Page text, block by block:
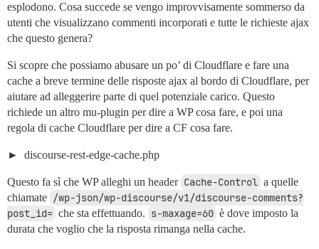
esplodono. Cosa succede se vengo improvvisamente sommerso da
utenti che visualizzano commenti incorporati e tutte le richieste ajax
che questo genera?
Si scopre che possiamo abusare un po’ di Cloudflare e fare una
cache a breve termine delle risposte ajax al bordo di Cloudflare, per
aiutare ad alleggerire parte di quel potenziale carico. Questo
richiede un altro mu-plugin per dire a WP cosa fare, e poi una
regola di cache Cloudflare per dire a CF cosa fare.
discourse-rest-edge-cache.php
Questo fa sì che WP alleghi un header Cache-Control a quelle
chiamate /wp-json/wp-discourse/v1/discourse-comments?
post_id= che sta effettuando. s-maxage=60 è dove imposto la
durata che voglio che la risposta rimanga nella cache.